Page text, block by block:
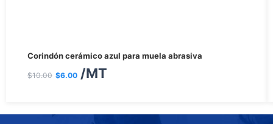
Corindón cerámico azul para muela abrasiva
$10.00
precio
era:
$6.00
precio
es:
/MT